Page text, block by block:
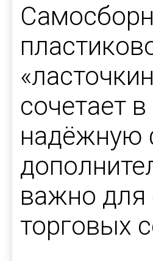
сочетает
надёжную
важно для
торговых